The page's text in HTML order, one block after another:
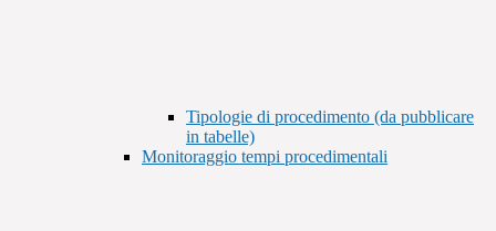
Tipologie di procedimento (da pubblicare
in tabelle)
Monitoraggio tempi procedimentali